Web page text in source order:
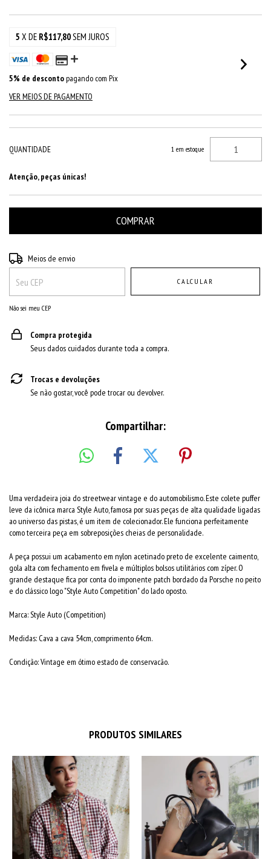
5 X DE R$117,80SEM JUROS
5% de descontopagando com Pix
VER MEIOS DE PAGAMENTO
QUANTIDADE 1 em estoque
Atenção, peças únicas!
Entregas para o CEP:
Meios de envio
CALCULAR
Não sei meu CEP
Compra protegida
Seus dados cuidados durante toda a compra.
Trocas e devoluções
Se não gostar, você pode trocar ou devolver.
Compartilhar:
Uma verdadeira joia do streetwear vintage e do automobilismo. Este colete puffer
leve da icônica marca Style Auto, famosa por suas peças de alta qualidade ligadas
ao universo das pistas, é um item de colecionador. Ele funciona perfeitamente
como terceira peça em sobreposições cheias de personalidade.
A peça possui um acabamento em nylon acetinado preto de excelente caimento,
gola alta com fechamento em fivela e múltiplos bolsos utilitários com zíper. O
grande destaque fica por conta do imponente patch bordado da Porsche no peito
e do clássico logo "Style Auto Competition" do lado oposto.
Marca: Style Auto (Competition)
Medidas: Cava a cava 54cm, comprimento 64cm.
Condição: Vintage em ótimo estado de conservacão.
PRODUTOS SIMILARES